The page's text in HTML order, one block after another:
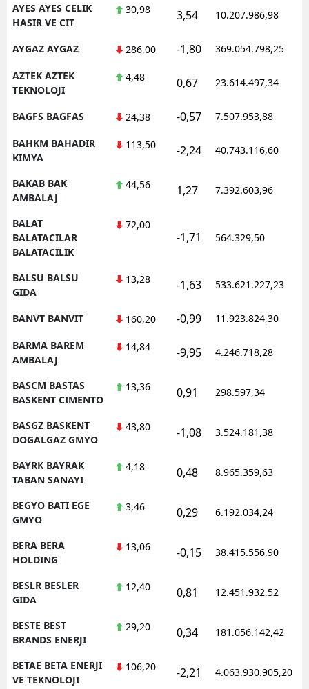
AYES AYES CELIK
HASIR VE CIT
30,98 3,54 10.207.986,98
AYGAZ AYGAZ 286,00 -1,80 369.054.798,25
AZTEK AZTEK
TEKNOLOJI
4,48 0,67 23.614.497,34
BAGFS BAGFAS 24,38 -0,57 7.507.953,88
BAHKM BAHADIR
KIMYA
113,50 -2,24 40.743.116,60
BAKAB BAK
AMBALAJ
44,56 1,27 7.392.603,96
BALAT
BALATACILAR
BALATACILIK
72,00
-1,71 564.329,50
BALSU BALSU
GIDA
13,28 -1,63 533.621.227,23
BANVT BANVIT 160,20 -0,99 11.923.824,30
BARMA BAREM
AMBALAJ
14,84 -9,95 4.246.718,28
BASCM BASTAS
BASKENT CIMENTO
13,36 0,91 298.597,34
BASGZ BASKENT
DOGALGAZ GMYO
43,80 -1,08 3.524.181,38
BAYRK BAYRAK
TABAN SANAYI
4,18 0,48 8.965.359,63
BEGYO BATI EGE
GMYO
3,46 0,29 6.192.034,24
BERA BERA
HOLDING
13,06 -0,15 38.415.556,90
BESLR BESLER
GIDA
12,40 0,81 12.451.932,52
BESTE BEST
BRANDS ENERJI
29,20 0,34 181.056.142,42
BETAE BETA ENERJI
VE TEKNOLOJI
106,20 -2,21 4.063.930.905,20